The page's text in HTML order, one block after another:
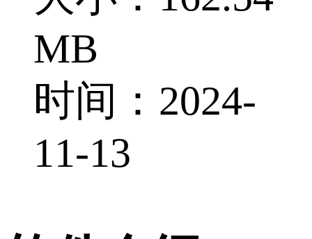
MB
时间：2024-
11-13